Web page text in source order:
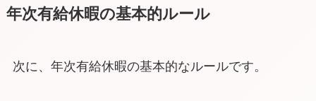
年次有給休暇の基本的ルール
次に、年次有給休暇の基本的なルールです。